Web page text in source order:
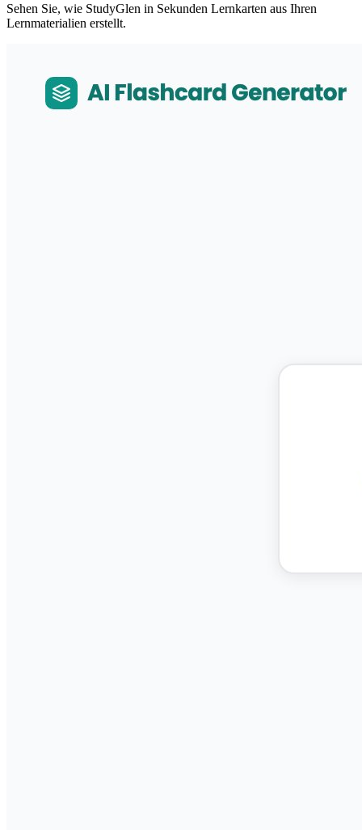
Sehen Sie, wie StudyGlen in Sekunden Lernkarten aus Ihren
Lernmaterialien erstellt.